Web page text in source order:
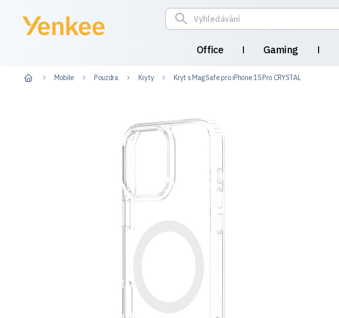
Office Gaming
Mobile Pouzdra Kryty Kryt s MagSafe pro iPhone 15 Pro CRYSTAL